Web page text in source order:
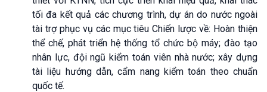
tối đa kết quả các chương trình, dự án do nước ngoài
tài trợ phục vụ các mục tiêu Chiến lược về: Hoàn thiện
thể chế, phát triển hệ thống tổ chức bộ máy; đào tạo
nhân lực, đội ngũ kiểm toán viên nhà nước; xây dựng
tài liệu hướng dẫn, cẩm nang kiểm toán theo chuẩn
quốc tế.